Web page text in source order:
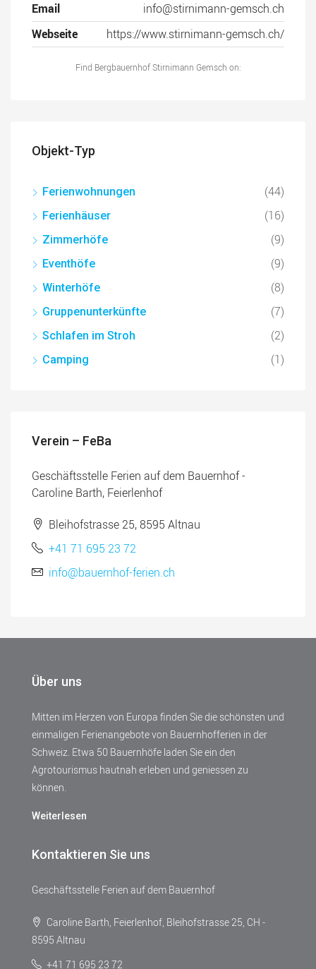
Email
info@stirnimann-gemsch.ch
Webseite
https://www.stirnimann-gemsch.ch/
Find Bergbauernhof Stirnimann Gemsch on:
Objekt-Typ
Ferienwohnungen (44)
Ferienhäuser (16)
Zimmerhöfe (9)
Eventhöfe (9)
Winterhöfe (8)
Gruppenunterkünfte (7)
Schlafen im Stroh (2)
Camping (1)
Verein – FeBa
Geschäftsstelle Ferien auf dem Bauernhof -
Caroline Barth, Feierlenhof
Bleihofstrasse 25, 8595 Altnau
+41 71 695 23 72
info@bauernhof-ferien.ch
Über uns
Mitten im Herzen von Europa finden Sie die schönsten und
einmaligen Ferienangebote von Bauernhofferien in der
Schweiz. Etwa 50 Bauernhöfe laden Sie ein den
Agrotourismus hautnah erleben und geniessen zu
können.
Weiterlesen
Kontaktieren Sie uns
Geschäftsstelle Ferien auf dem Bauernhof
Caroline Barth, Feierlenhof, Bleihofstrasse 25, CH -
8595 Altnau
+41 71 695 23 72